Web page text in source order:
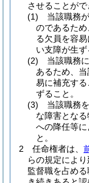
させることがで
(1)
当該職務
のであるた
る欠員を容
い支障が生ず
(2)
当該職務
あるため、
易に補充す
ずること。
(3)
当該職務
な障害とな
への降任等
と。
2
任命権者は、
らの規定によ
監督職を占める